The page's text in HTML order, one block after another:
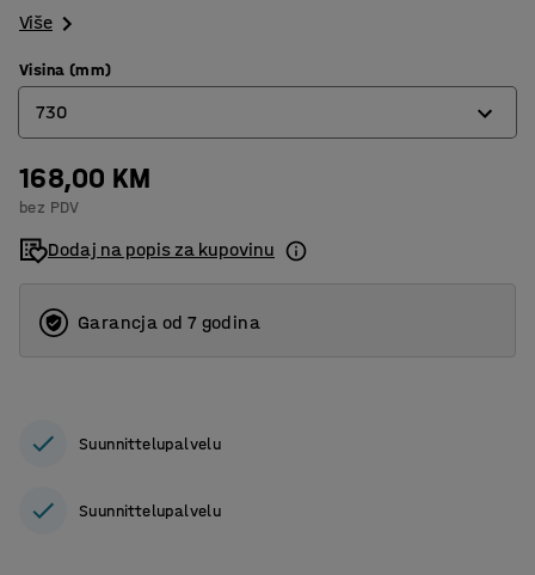
Više
Visina (mm)
730
730
850
168,00 KM
bez PDV
Dodaj na popis za kupovinu
Garancja od 7 godina
Suunnittelupalvelu
Suunnittelupalvelu